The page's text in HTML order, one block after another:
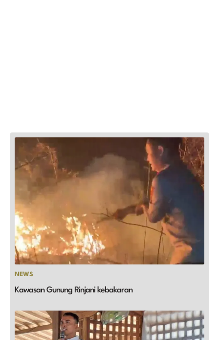
NEWS
Kawasan Gunung Rinjani kebakaran